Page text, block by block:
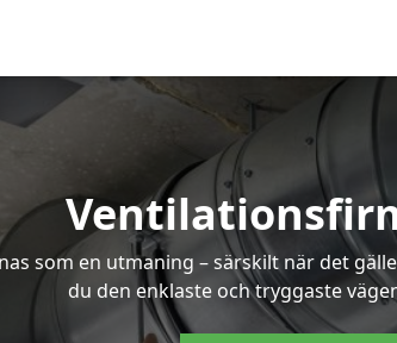
som en utmaning – särskilt när det
du den enklaste och tryggaste